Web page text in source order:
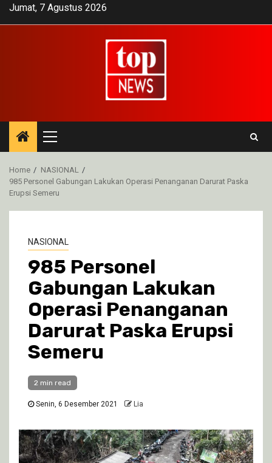
SkipJumat, 7 Agustus 2026
Primary
Menu
Home
NASIONAL
985 Personel Gabungan Lakukan Operasi Penanganan Darurat Paska
Erupsi Semeru
NASIONAL
985 Personel
Gabungan Lakukan
Operasi Penanganan
Darurat Paska Erupsi
Semeru
2 min read
Senin, 6 Desember 2021 Lia